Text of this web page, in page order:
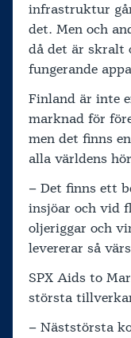
infrastruktur
det. Men och
då det är skralt
fungerande
Finland är inte
marknad för
men det finns
alla världens
– Det finns ett
insjöar och vid
oljeriggar och
levererar så
SPX Aids to
största
– Näststörsta